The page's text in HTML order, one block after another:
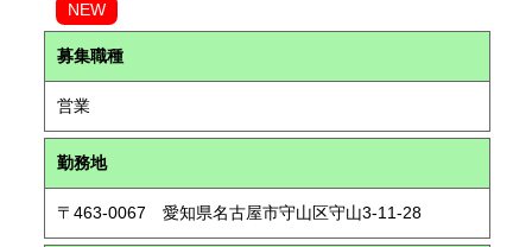
NEW
募集職種
営業
勤務地
〒463-0067 愛知県名古屋市守山区守山3-11-28